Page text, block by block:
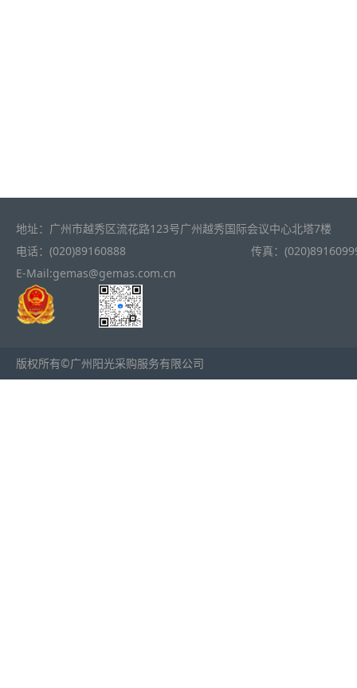
地址：广州市越秀区流花路123号广州越秀国际会议中心北塔7楼
电话：(020)89160888
传真：
E-Mail:gemas@gemas.com.cn
版权所有©广州阳光采购服务有限公司